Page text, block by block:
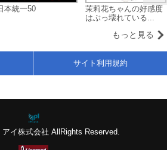
本統一50
茉莉花ちゃんの好感度
はぶっ壊れている...
もっと見る
イ株式会社 AllRights Reserved.
サイト利用規約